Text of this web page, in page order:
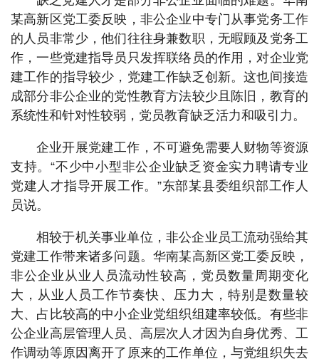
某高新区党工委反映，非公企业中专门从事党务工作
的人员非常少，他们往往身兼数职，无暇顾及党务工
作，一些党建指导员只发挥联络员的作用，对企业党
建工作的指导较少，党建工作缺乏创新。这也间接造
成部分非公企业的党性教育方法较少且陈旧，教育的
系统性和针对性较弱，党员教育缺乏活力和吸引力。
企业开展党建工作，不可避免需要人财物等资源
支持。“不少中小型非公企业缺乏资金实力聘请专业
党建人才指导开展工作。”东部某县委组织部工作人
员说。
相较于机关事业单位，非公企业员工流动强给其
党建工作带来诸多问题。华南某高新区党工委反映，
非公企业从业人员流动性较高，党员数量周期变化
大，从业人员工作节奏快、压力大，特别是数量较
大、占比较高的中小企业党组织组建率较低。有些非
公企业高层管理人员、高层次人才因为自身优秀、工
作调动等原因离开了原来的工作单位，与党组织失去